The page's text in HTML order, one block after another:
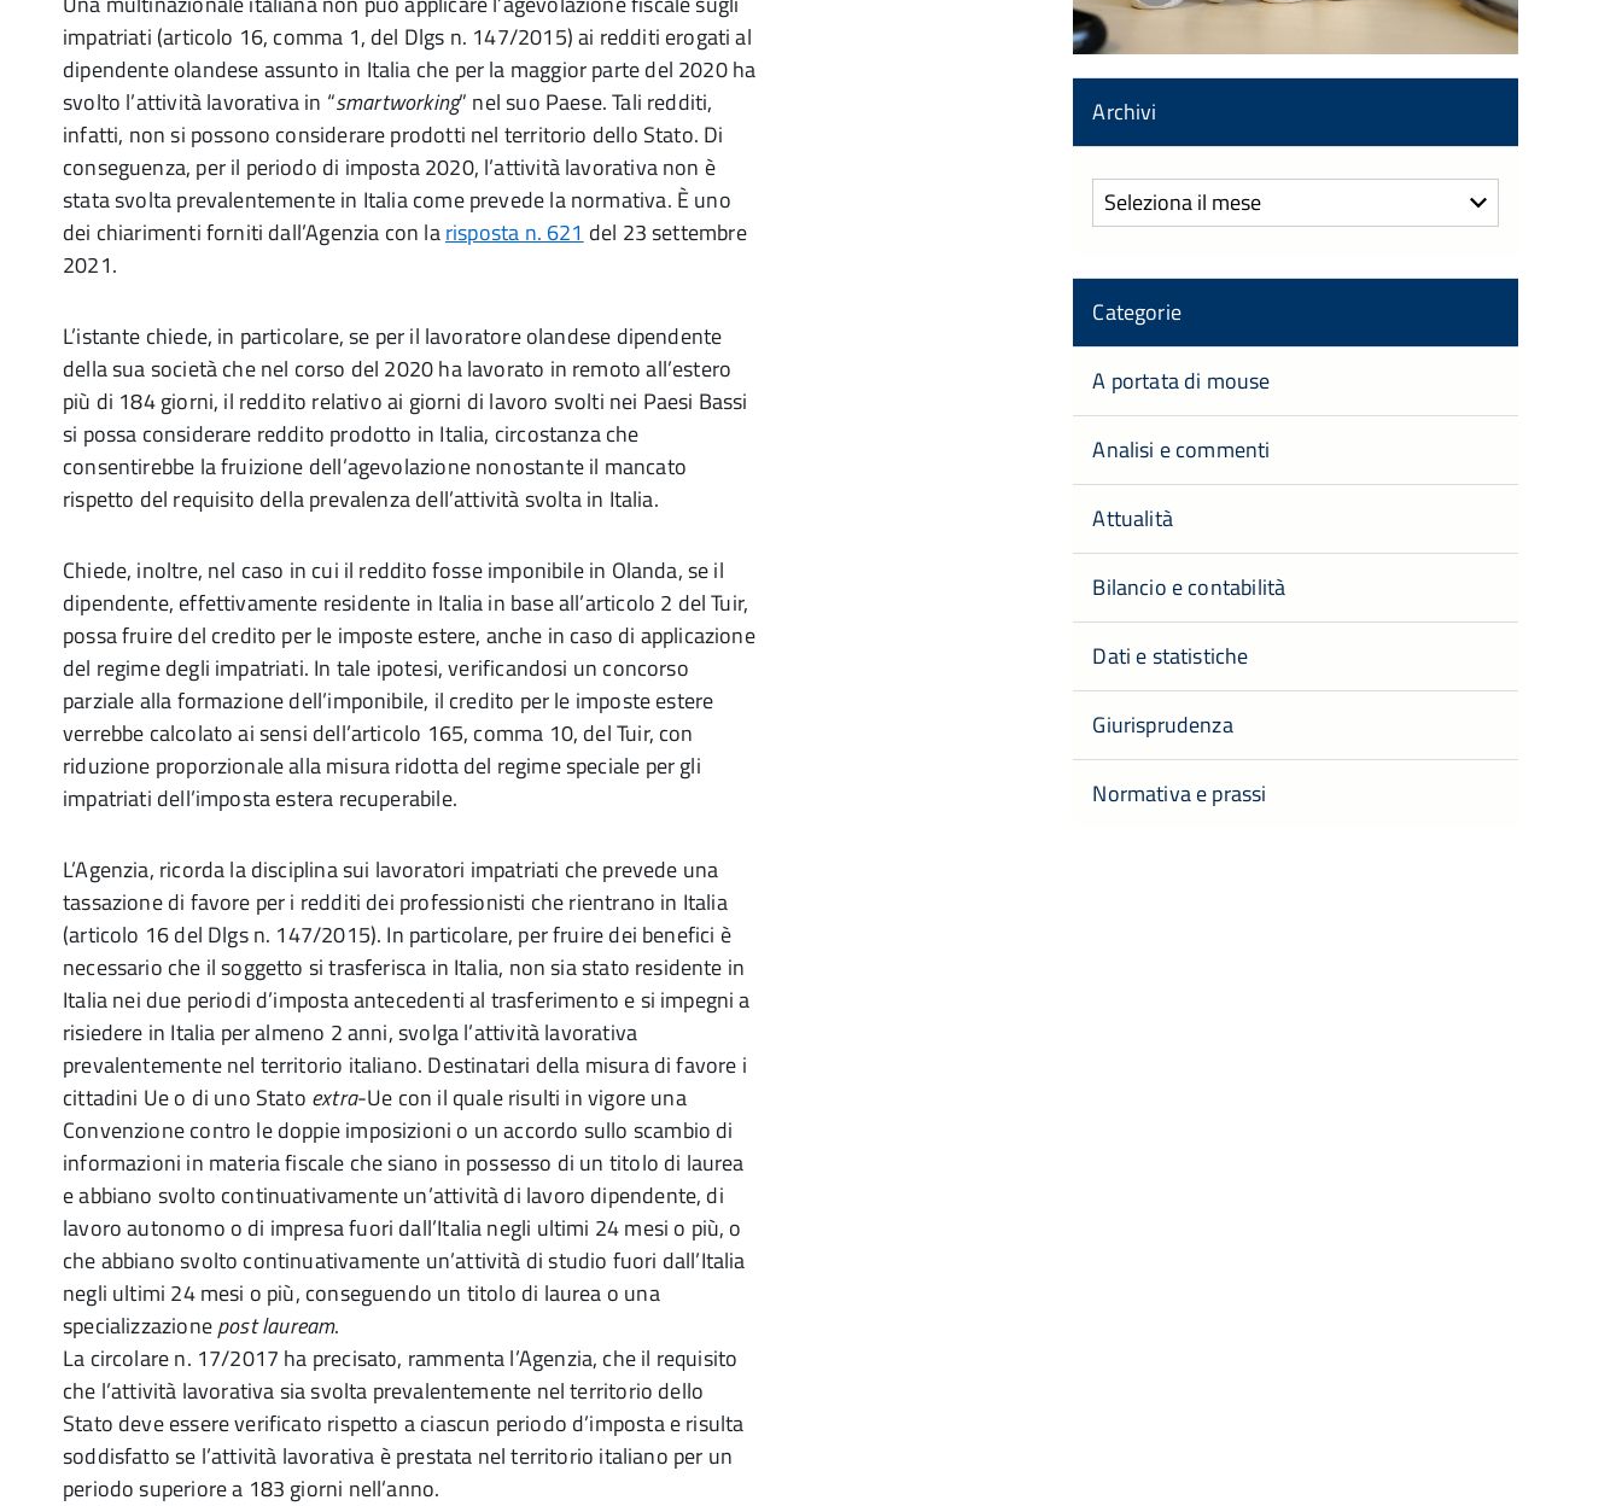
impatriati (articolo 16, comma 1, del Dlgs n. 147/2015) ai redditi erogati al
dipendente olandese assunto in Italia che per la maggior parte del 2020 ha
svolto l’attività lavorativa in “smartworking” nel suo Paese. Tali redditi,
infatti, non si possono considerare prodotti nel territorio dello Stato. Di
conseguenza, per il periodo di imposta 2020, l’attività lavorativa non è
stata svolta prevalentemente in Italia come prevede la normativa. È uno
dei chiarimenti forniti dall’Agenzia con larisposta n. 621 del 23 settembre
2021.
L’istante chiede, in particolare, se per il lavoratore olandese dipendente
della sua società che nel corso del 2020 ha lavorato in remoto all’estero
più di 184 giorni, il reddito relativo ai giorni di lavoro svolti nei Paesi Bassi
si possa considerare reddito prodotto in Italia, circostanza che
consentirebbe la fruizione dell’agevolazione nonostante il mancato
rispetto del requisito della prevalenza dell’attività svolta in Italia.
Chiede, inoltre, nel caso in cui il reddito fosse imponibile in Olanda, se il
dipendente, effettivamente residente in Italia in base all’articolo 2 del Tuir,
possa fruire del credito per le imposte estere, anche in caso di applicazione
del regime degli impatriati. In tale ipotesi, verificandosi un concorso
parziale alla formazione dell’imponibile, il credito per le imposte estere
verrebbe calcolato ai sensi dell’articolo 165, comma 10, del Tuir, con
riduzione proporzionale alla misura ridotta del regime speciale per gli
impatriati dell’imposta estera recuperabile.
L’Agenzia, ricorda la disciplina sui lavoratori impatriati che prevede una
tassazione di favore per i redditi dei professionisti che rientrano in Italia
(articolo 16 del Dlgs n. 147/2015). In particolare, per fruire dei benefici è
necessario che il soggetto si trasferisca in Italia, non sia stato residente in
Italia nei due periodi d’imposta antecedenti al trasferimento e si impegni a
risiedere in Italia per almeno 2 anni, svolga l’attività lavorativa
prevalentemente nel territorio italiano. Destinatari della misura di favore i
cittadini Ue o di uno Stato extra-Ue con il quale risulti in vigore una
Convenzione contro le doppie imposizioni o un accordo sullo scambio di
informazioni in materia fiscale che siano in possesso di un titolo di laurea
e abbiano svolto continuativamente un’attività di lavoro dipendente, di
lavoro autonomo o di impresa fuori dall’Italia negli ultimi 24 mesi o più, o
che abbiano svolto continuativamente un’attività di studio fuori dall’Italia
negli ultimi 24 mesi o più, conseguendo un titolo di laurea o una
specializzazionepost lauream.
La circolare n. 17/2017 ha precisato, rammenta l’Agenzia, che il requisito
che l’attività lavorativa sia svolta prevalentemente nel territorio dello
Stato deve essere verificato rispetto a ciascun periodo d’imposta e risulta
soddisfatto se l’attività lavorativa è prestata nel territorio italiano per un
periodo superiore a 183 giorni nell’anno.
Archivi
Archivi
Categorie
A portata di mouse
Analisi e commenti
Attualità
Bilancio e contabilità
Dati e statistiche
Giurisprudenza
Normativa e prassi